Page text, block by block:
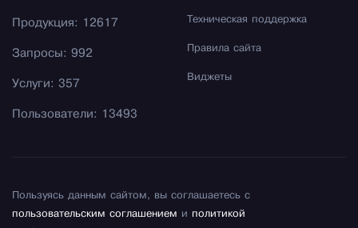
Техническая поддержка
Правила сайта
Виджеты
Продукция: 12617
Запросы: 992
Услуги: 357
Пользователи: 13493
Пользуясь данным сайтом, вы соглашаетесь с
пользовательским соглашением и политикой